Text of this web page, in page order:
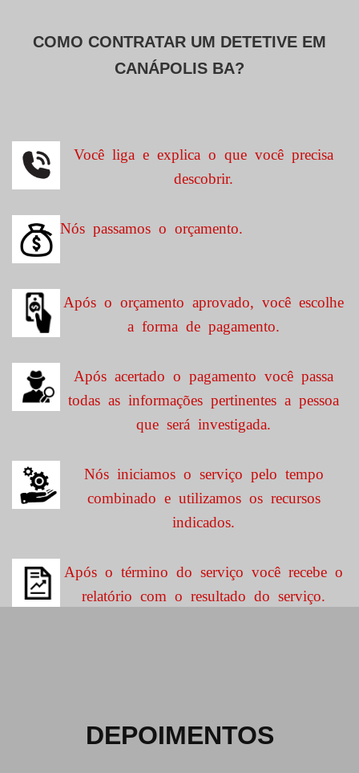
COMO CONTRATAR UM DETETIVE EM
CANÁPOLIS BA?
Você liga e explica o que você precisa
descobrir.
Nós passamos o orçamento.
Após o orçamento aprovado, você escolhe
a forma de pagamento.
Após acertado o pagamento você passa
todas as informações pertinentes a pessoa
que será investigada.
Nós iniciamos o serviço pelo tempo
combinado e utilizamos os recursos
indicados.
Após o término do serviço você recebe o
relatório com o resultado do serviço.
DEPOIMENTOS